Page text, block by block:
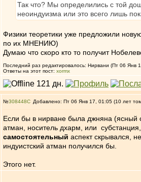
Так что? Мы определились с той
неоиндуизма или это всего лишь
Физики теоретики уже предложили
по их МНЕНИЮ)
Думаю что скоро кто то получит
Последний раз редактировалось: Нирвани (Пт 06 Янв
Ответы на этот пост: xormx
№308448 Добавлено: Пт 06 Янв 17, 01:05 (10 лет
Если бы в нирване была джняна (ясный
атман, носитель дхарм, или
самостоятельный аспект скрывался,
индуистский атман получился бы.
Этого нет.